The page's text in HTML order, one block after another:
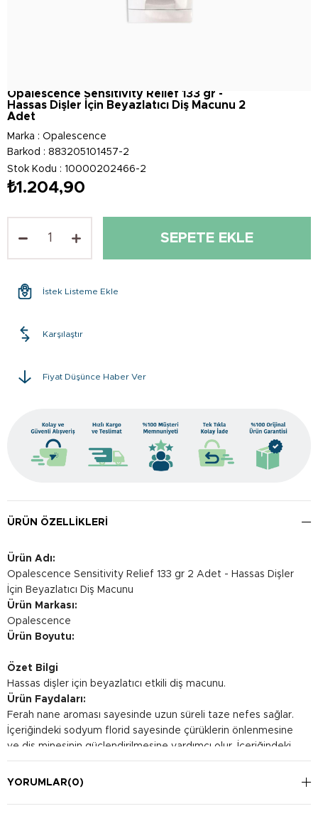
Opalescence Sensitivity Relief 133 gr -
Hassas Dişler İçin Beyazlatıcı Diş Macunu 2
Adet
Marka : Opalescence
Barkod : 883205101457-2
Stok Kodu
10000202466-2
₺1.204,90
İstek Listeme Ekle
Karşılaştır
Fiyat Düşünce Haber Ver
ÜRÜN ÖZELLIKLERI
Ürün Adı:
Opalescence Sensitivity Relief 133 gr 2 Adet - Hassas Dişler
İçin Beyazlatıcı Diş Macunu
Ürün Markası:
Opalescence
Ürün Boyutu:
Özet Bilgi
Hassas dişler için beyazlatıcı etkili diş macunu.
Ürün Faydaları:
Ferah nane aroması sayesinde uzun süreli taze nefes sağlar.
İçeriğindeki sodyum florid sayesinde çürüklerin önlenmesine
ve diş minesinin güçlendirilmesine yardımcı olur. İçeriğindeki
potasyum nitrat sayesinde hassasiyeti rahatlatmaya yardımcı
olur.
YORUMLAR(0)